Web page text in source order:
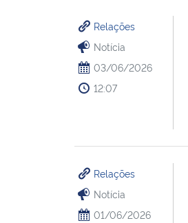
Relações
Notícia
03/06/2026
12:07
Relações
Notícia
01/06/2026